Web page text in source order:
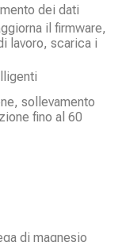
dei dati
il firmware,
lavoro, scarica i
sollevamento
fino al 60
di magnesio